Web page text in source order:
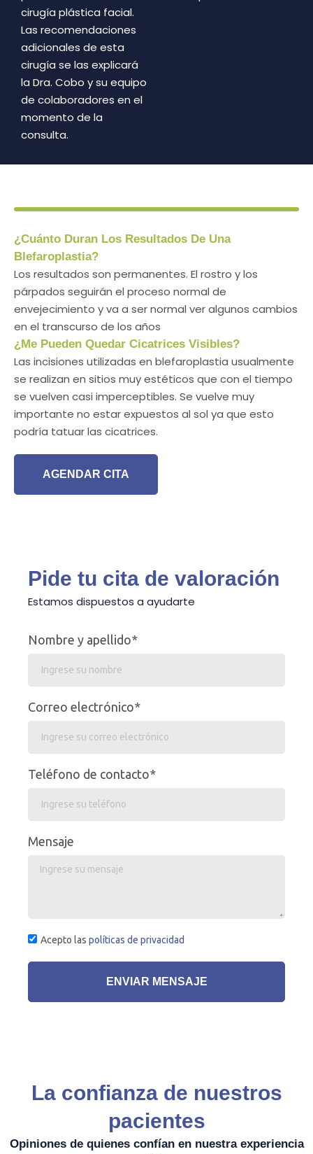
cirugía plástica facial.
Las recomendaciones
adicionales de esta
cirugía se las explicará
la Dra. Cobo y su equipo
de colaboradores en el
momento de la
consulta.
¿Cuánto Duran Los Resultados De Una
Blefaroplastia?
Los resultados son permanentes. El rostro y los
párpados seguirán el proceso normal de
envejecimiento y va a ser normal ver algunos cambios
en el transcurso de los años
¿Me Pueden Quedar Cicatrices Visibles?
Las incisiones utilizadas en blefaroplastia usualmente
se realizan en sitios muy estéticos que con el tiempo
se vuelven casi imperceptibles. Se vuelve muy
importante no estar expuestos al sol ya que esto
podría tatuar las cicatrices.
AGENDAR CITA
Pide tu cita de valoración
Estamos dispuestos a ayudarte
Nombre y apellido*
Correo electrónico*
Teléfono de contacto*
Mensaje
Acepto las políticas de privacidad
ENVIAR MENSAJE
La confianza de nuestros
pacientes
Opiniones de quienes confían en nuestra experiencia